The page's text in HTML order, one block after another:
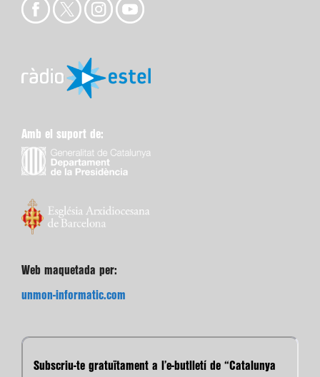
Amb el suport de:
Web maquetada per:
unmon-informatic.com
Subscriu-te gratuïtament a l’e-butlletí de “Catalunya